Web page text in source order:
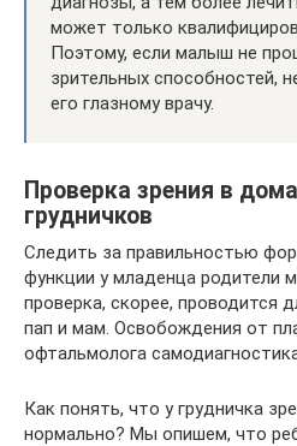
может только
Поэтому, если малыш не
зрительных способностей,
его глазному врачу.
Проверка зрения в
грудничков
Следить за правильностью
функции у младенца родители
проверка, скорее, проводится
пап и мам. Освобождения от
офтальмолога
Как понять, что у грудничка
нормально? Мы опишем, что